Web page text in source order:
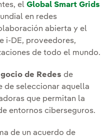
el Global Smart Grids
en redes
abierta y el
i-DE, proveedores,
de todo el mundo.
de Redes de
de seleccionar aquella
que permitan la
entornos ciberseguros.
de un acuerdo de